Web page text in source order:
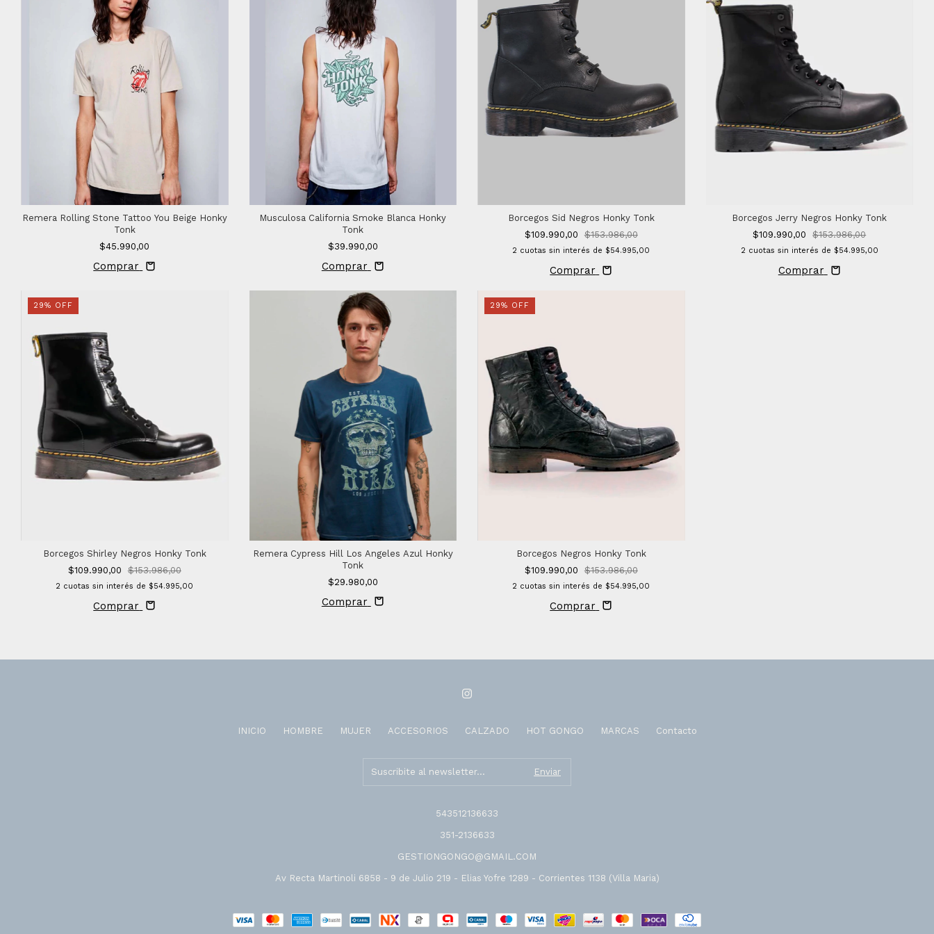
Remera Rolling Stone Tattoo You Beige Honky
Tonk
$45.990,00
Comprar
Musculosa California Smoke Blanca Honky
Tonk
$39.990,00
Comprar
Borcegos Sid Negros Honky Tonk
$109.990,00
$153.986,00
2 cuotas sin interés de $54.995,00
Comprar
Borcegos Jerry Negros Honky Tonk
$109.990,00
$153.986,00
2 cuotas sin interés de $54.995,00
Comprar
29% OFF
Borcegos Shirley Negros Honky Tonk
$109.990,00
$153.986,00
2 cuotas sin interés de $54.995,00
Comprar
Remera Cypress Hill Los Angeles Azul Honky
Tonk
$29.980,00
Comprar
29% OFF
Borcegos Negros Honky Tonk
$109.990,00
$153.986,00
2 cuotas sin interés de $54.995,00
Comprar
INICIO HOMBRE MUJER ACCESORIOS CALZADO HOT GONGO MARCAS Contacto
543512136633
351-2136633
GESTIONGONGO@GMAIL.COM
Av Recta Martinoli 6858 - 9 de Julio 219 - Elias Yofre 1289 - Corrientes 1138 (Villa Maria)